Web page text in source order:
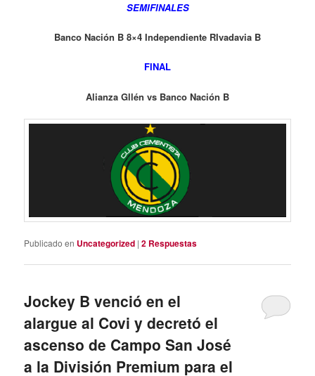
SEMIFINALES
Banco Nación B 8×4 Independiente RIvadavia B
FINAL
Alianza Gllén vs Banco Nación B
Publicado en Uncategorized |2 Respuestas
Jockey B venció en el
alargue al Covi y decretó el
ascenso de Campo San José
a la División Premium para el